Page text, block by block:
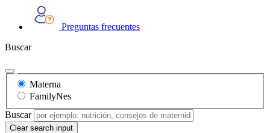
Preguntas frecuentes
Buscar
Materna
FamilyNes
Buscar
Clear search input